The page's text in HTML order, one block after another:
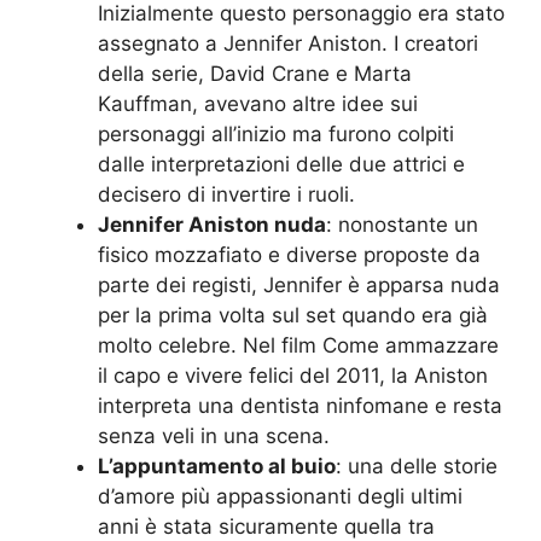
Inizialmente questo personaggio era stato
assegnato a Jennifer Aniston. I creatori
della serie, David Crane e Marta
Kauffman, avevano altre idee sui
personaggi all’inizio ma furono colpiti
dalle interpretazioni delle due attrici e
decisero di invertire i ruoli.
Jennifer Aniston nuda: nonostante un
fisico mozzafiato e diverse proposte da
parte dei registi, Jennifer è apparsa nuda
per la prima volta sul set quando era già
molto celebre. Nel film Come ammazzare
il capo e vivere felici del 2011, la Aniston
interpreta una dentista ninfomane e resta
senza veli in una scena.
L’appuntamento al buio: una delle storie
d’amore più appassionanti degli ultimi
anni è stata sicuramente quella tra